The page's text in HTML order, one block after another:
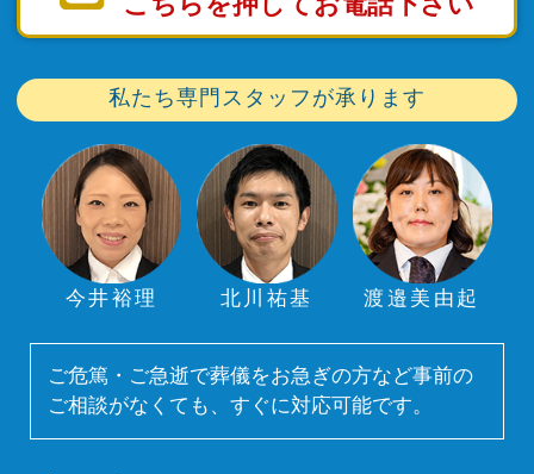
私たち専門スタッフが承ります
今井裕理 北川祐基 渡邉美由起
ご危篤・ご急逝で葬儀をお急ぎの方など事前の
ご相談がなくても、すぐに対応可能です。